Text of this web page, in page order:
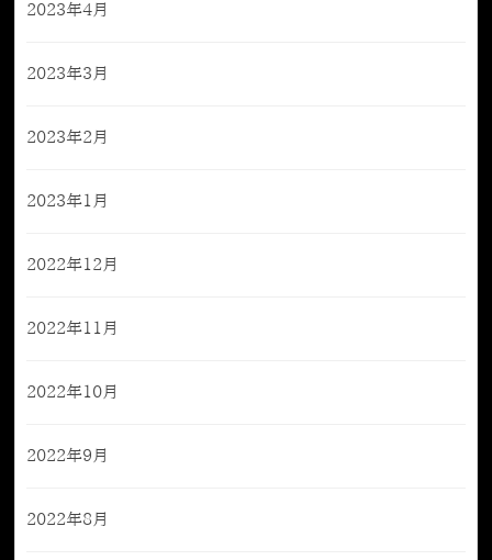
2023年4月
2023年3月
2023年2月
2023年1月
2022年12月
2022年11月
2022年10月
2022年9月
2022年8月